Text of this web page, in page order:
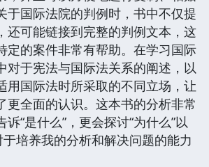
于国际法院的判例时，书中不仅提
还可能链接到完整的判例文本，这
定的案件非常有帮助。在学习国际
对于宪法与国际法关系的阐述，以
用国际法时所采取的不同立场，让
更全面的认识。这本书的分析非常
“是什么”，更会探讨“为什么”以
于培养我的分析和解决问题的能力